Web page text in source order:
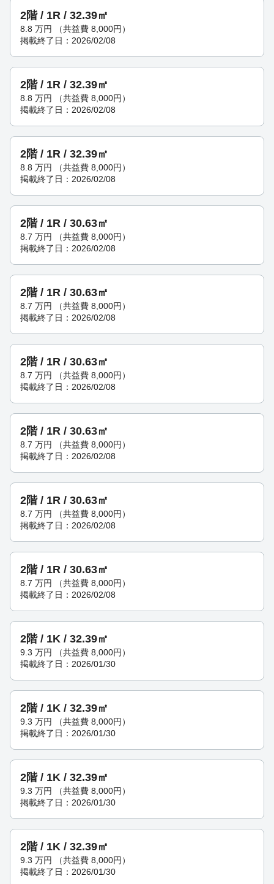
2階 / 1R / 32.39㎡
8.8 万円 （共益費 8,000円）
掲載終了日：2026/02/08
2階 / 1R / 32.39㎡
8.8 万円 （共益費 8,000円）
掲載終了日：2026/02/08
2階 / 1R / 32.39㎡
8.8 万円 （共益費 8,000円）
掲載終了日：2026/02/08
2階 / 1R / 30.63㎡
8.7 万円 （共益費 8,000円）
掲載終了日：2026/02/08
2階 / 1R / 30.63㎡
8.7 万円 （共益費 8,000円）
掲載終了日：2026/02/08
2階 / 1R / 30.63㎡
8.7 万円 （共益費 8,000円）
掲載終了日：2026/02/08
2階 / 1R / 30.63㎡
8.7 万円 （共益費 8,000円）
掲載終了日：2026/02/08
2階 / 1R / 30.63㎡
8.7 万円 （共益費 8,000円）
掲載終了日：2026/02/08
2階 / 1R / 30.63㎡
8.7 万円 （共益費 8,000円）
掲載終了日：2026/02/08
2階 / 1K / 32.39㎡
9.3 万円 （共益費 8,000円）
掲載終了日：2026/01/30
2階 / 1K / 32.39㎡
9.3 万円 （共益費 8,000円）
掲載終了日：2026/01/30
2階 / 1K / 32.39㎡
9.3 万円 （共益費 8,000円）
掲載終了日：2026/01/30
2階 / 1K / 32.39㎡
9.3 万円 （共益費 8,000円）
掲載終了日：2026/01/30